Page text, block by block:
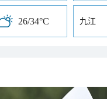
26/34°C 九江